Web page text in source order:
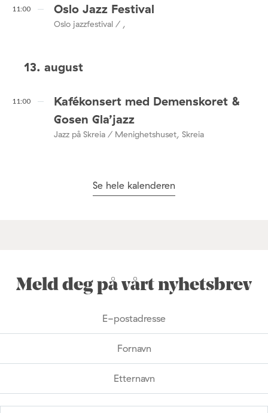
11:00 Oslo Jazz Festival
Oslo jazzfestival / ,
13. august
11:00
Kafékonsert med Demenskoret &
Gosen Gla’jazz
Jazz på Skreia / Menighetshuset, Skreia
Se hele kalenderen
Meld deg på vårt nyhetsbrev